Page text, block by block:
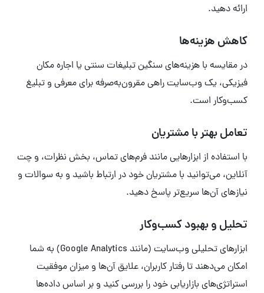
ارائه دهید.
کاهش هزینه‌ها
در مقایسه با هزینه‌های سنگین تبلیغات سنتی یا اجاره مکان
فیزیکی، یک وب‌سایت راهی مقرون‌به‌صرفه برای معرفی و تبلیغ
کسب‌وکار است.
تعامل بهتر با مشتریان
با استفاده از ابزارهایی مانند فرم‌های تماس، بخش نظرات، و چت
آنلاین، می‌توانید با مشتریان خود در ارتباط باشید و به سوالات و
نیازهای آن‌ها سریع‌تر پاسخ دهید.
تحلیل و بهبود کسب‌وکار
ابزارهای تحلیلی وب‌سایت (مانند Google Analytics) به شما
امکان می‌دهند تا رفتار کاربران، علایق آن‌ها و میزان موفقیت
استراتژی‌های بازاریابی خود را بررسی کنید و بر اساس داده‌ها